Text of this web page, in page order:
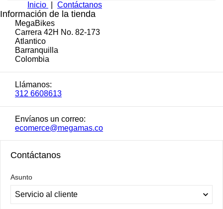
Inicio Contáctanos
Información de la tienda
MegaBikes
Carrera 42H No. 82-173
Atlantico
Barranquilla
Colombia
Llámanos:
312 6608613
Envíanos un correo:
ecomerce@megamas.co
Contáctanos
Asunto